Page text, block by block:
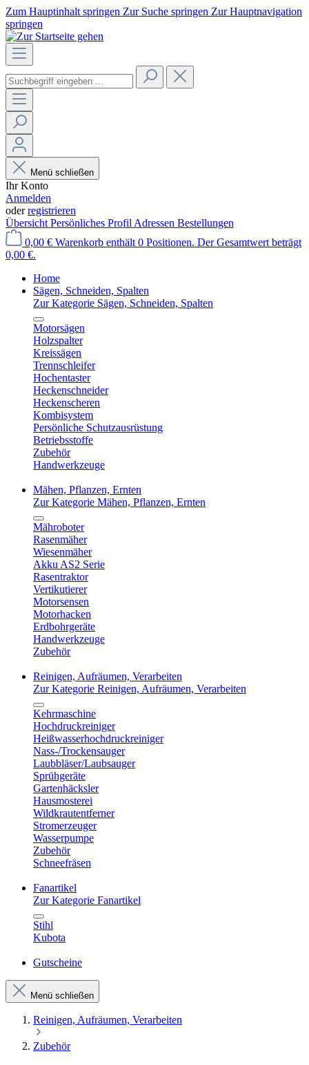
Zum Hauptinhalt springen Zur Suche springen Zur Hauptnavigation
springen
Menü schließen
Ihr Konto
Anmelden
oderregistrieren
Übersicht Persönliches Profil Adressen Bestellungen
0,00 € Warenkorb enthält 0 Positionen. Der Gesamtwert beträgt
0,00 €.
Home
Sägen, Schneiden, Spalten
Zur Kategorie Sägen, Schneiden, Spalten
Motorsägen
Holzspalter
Kreissägen
Trennschleifer
Hochentaster
Heckenschneider
Heckenscheren
Kombisystem
Persönliche Schutzausrüstung
Betriebsstoffe
Zubehör
Handwerkzeuge
Mähen, Pflanzen, Ernten
Zur Kategorie Mähen, Pflanzen, Ernten
Mähroboter
Rasenmäher
Wiesenmäher
Akku AS2 Serie
Rasentraktor
Vertikutierer
Motorsensen
Motorhacken
Erdbohrgeräte
Handwerkzeuge
Zubehör
Reinigen, Aufräumen, Verarbeiten
Zur Kategorie Reinigen, Aufräumen, Verarbeiten
Kehrmaschine
Hochdruckreiniger
Heißwasserhochdruckreiniger
Nass-/Trockensauger
Laubbläser/Laubsauger
Sprühgeräte
Gartenhäcksler
Hausmosterei
Wildkrautentferner
Stromerzeuger
Wasserpumpe
Zubehör
Schneefräsen
Fanartikel
Zur Kategorie Fanartikel
Stihl
Kubota
Gutscheine
Menü schließen
Reinigen, Aufräumen, Verarbeiten
Zubehör